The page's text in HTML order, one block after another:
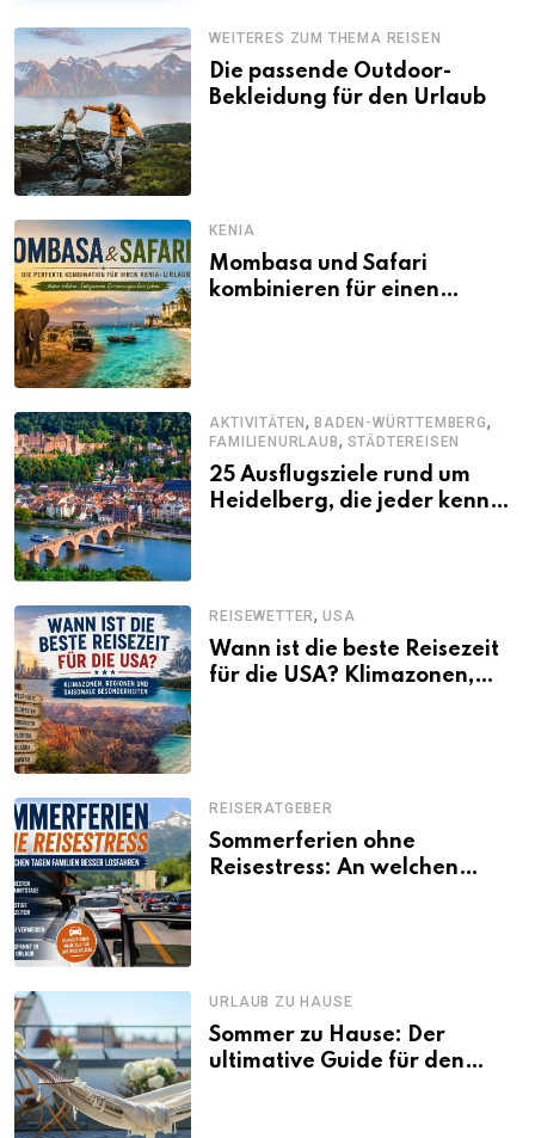
WEITERES ZUM THEMA REISEN
Die passende Outdoor-
Bekleidung für den Urlaub
KENIA
Mombasa und Safari
kombinieren für einen
AKTIVITÄTEN,BADEN-WÜRTTEMBERG,
FAMILIENURLAUB, STÄDTEREISEN
25 Ausflugsziele rund um
Heidelberg, die jeder kennen
REISEWETTER,USA
Wann ist die beste Reisezeit
für die USA? Klimazonen,
REISERATGEBER
Sommerferien ohne
Reisestress: An welchen
URLAUB ZU HAUSE
Sommer zu Hause: Der
ultimative Guide für den